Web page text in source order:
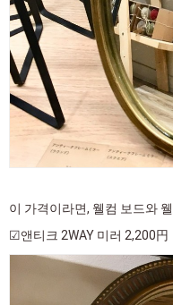
이 가격이라면, 웰컴 보드와
☑앤티크 2WAY 미러 2,200円